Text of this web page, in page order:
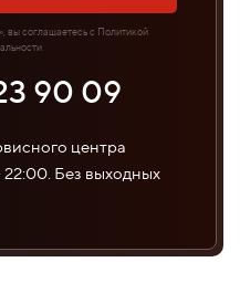
вы соглашаетесь с Политикой
90 09
центра
Без выходных